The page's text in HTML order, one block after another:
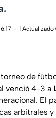
| Actualizado
de
venció 4-3 a
El
arbitrales y